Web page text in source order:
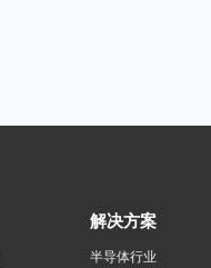
解决方案
半导体行业